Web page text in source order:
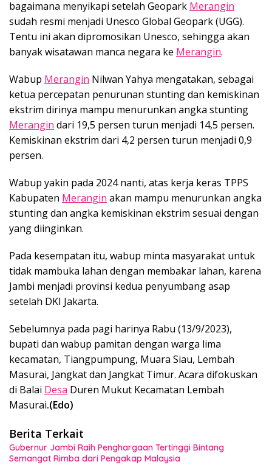
bagaimana menyikapi setelah Geopark Merangin
sudah resmi menjadi Unesco Global Geopark (UGG).
Tentu ini akan dipromosikan Unesco, sehingga akan
banyak wisatawan manca negara ke Merangin.
Wabup Merangin Nilwan Yahya mengatakan, sebagai
ketua percepatan penurunan stunting dan kemiskinan
ekstrim dirinya mampu menurunkan angka stunting
Merangin dari 19,5 persen turun menjadi 14,5 persen.
Kemiskinan ekstrim dari 4,2 persen turun menjadi 0,9
persen.
Wabup yakin pada 2024 nanti, atas kerja keras TPPS
Kabupaten Merangin akan mampu menurunkan angka
stunting dan angka kemiskinan ekstrim sesuai dengan
yang diinginkan.
Pada kesempatan itu, wabup minta masyarakat untuk
tidak mambuka lahan dengan membakar lahan, karena
Jambi menjadi provinsi kedua penyumbang asap
setelah DKI Jakarta.
Sebelumnya pada pagi harinya Rabu (13/9/2023),
bupati dan wabup pamitan dengan warga lima
kecamatan, Tiangpumpung, Muara Siau, Lembah
Masurai, Jangkat dan Jangkat Timur. Acara difokuskan
di Balai Desa Duren Mukut Kecamatan Lembah
Masurai.(Edo)
Berita Terkait
Gubernur Jambi Raih Penghargaan Tertinggi Bintang
Semangat Rimba dari Pengakap Malaysia